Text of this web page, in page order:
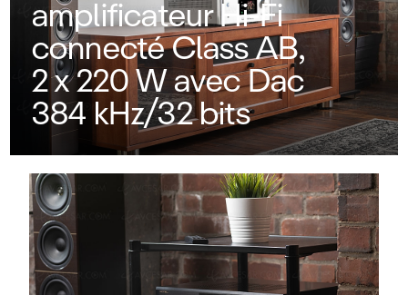
amplificateur Hi‑Fi
connecté Class AB,
2 x 220 W avec Dac
384 kHz/32 bits